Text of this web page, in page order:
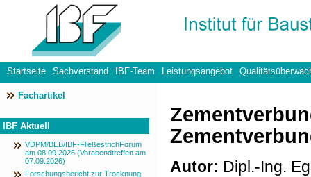
Startseite Sachverstand IBF-Team Leistungsangebot
Datenschutzerklärung
Fachartikel
IBF Aktuell
VDPM/BEB/IBF-FließestrichForum
am 08.09.2026 (Vorabendtreffen am
07.09.2026)
Forschungsbericht zur Trocknung
Autor: Dipl.-Ing.